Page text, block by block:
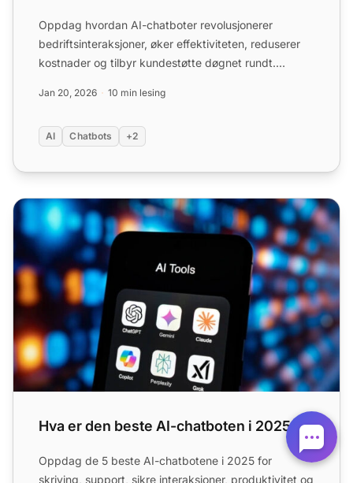
Oppdag hvordan AI-chatboter revolusjonerer
bedriftsinteraksjoner, øker effektiviteten, reduserer
kostnader og tilbyr kundestøtte døgnet rundt.
Jan 20, 2026 10 min lesing
AI Chatbots +2
Hva er den beste AI-chatboten i 2025?
Hva er den beste AI-chatboten i 2025?
Oppdag de 5 beste AI-chatbotene i 2025 for
skriving, support, sikre interaksjoner, produktivitet og